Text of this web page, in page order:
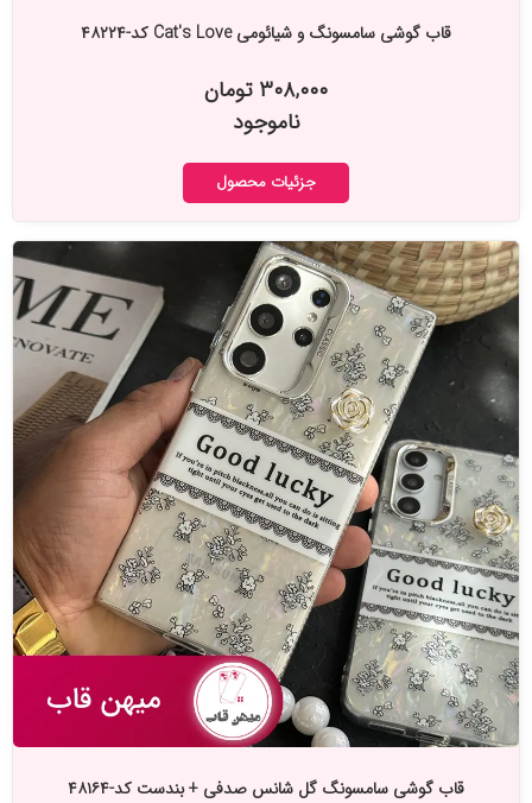
قاب گوشی سامسونگ و شیائومی Cat's Love کد-۴۸۲۲۴
۳۰۸,۰۰۰ تومان
ناموجود
جزئیات محصول
قاب گوشی سامسونگ گل شانس صدفی + بندست کد-۴۸۱۶۴